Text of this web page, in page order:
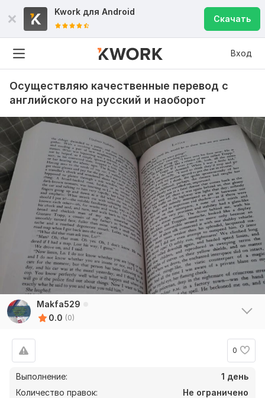
Kwork для Android
Скачать
Вход
Осуществляю качественные перевод с
английского на русский и наоборот
Makfa529
0.0 (0)
0
Выполнение:
1 день
Количество правок:
Не ограничено